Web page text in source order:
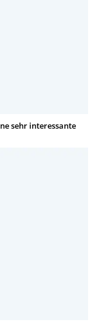
sehr interessante